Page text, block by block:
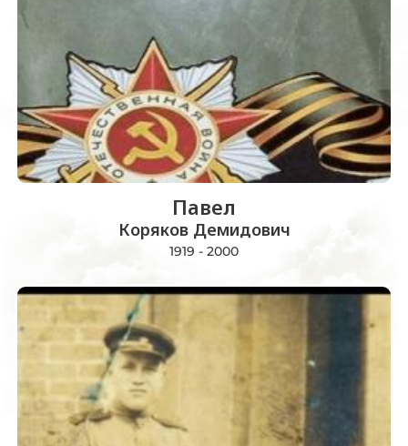
Павел
Коряков Демидович
1919 - 2000